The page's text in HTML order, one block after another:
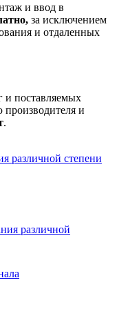
и ввод в
за исключением
и отдаленных
и поставляемых
производителя и
.
различной